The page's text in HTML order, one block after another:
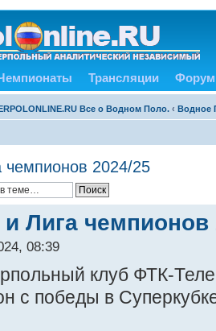
Трансляции Форум
Все о Водном Поло. ‹ Водное
чемпионов 2024/25
Лига чемпионов
08:39
клуб ФТК-
с победы в